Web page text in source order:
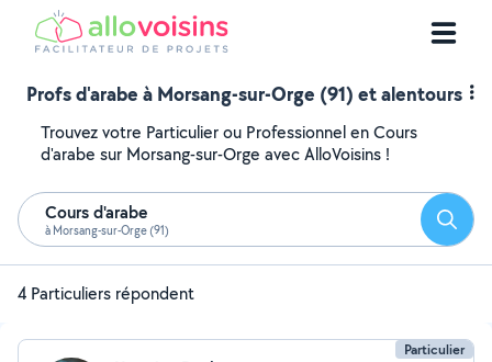
Profs d'arabe à Morsang-sur-Orge (91) et alentours
Trouvez votre Particulier ou Professionnel en Cours
d'arabe sur Morsang-sur-Orge avec AlloVoisins !
Cours d'arabe
à Morsang-sur-Orge (91)
4 Particuliers répondent
Particulier